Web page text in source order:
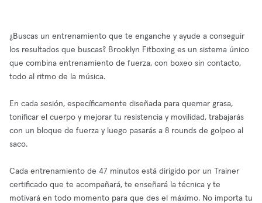
¿Buscas un entrenamiento que te enganche y ayude a conseguir
los resultados que buscas? Brooklyn Fitboxing es un sistema único
que combina entrenamiento de fuerza, con boxeo sin contacto,
todo al ritmo de la música.
En cada sesión, específicamente diseñada para quemar grasa,
tonificar el cuerpo y mejorar tu resistencia y movilidad, trabajarás
con un bloque de fuerza y luego pasarás a 8 rounds de golpeo al
saco.
Cada entrenamiento de 47 minutos está dirigido por un Trainer
certificado que te acompañará, te enseñará la técnica y te
motivará en todo momento para que des el máximo. No importa tu